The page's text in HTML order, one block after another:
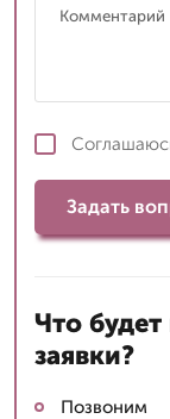
Задать
Что
заявки?
Позвоним